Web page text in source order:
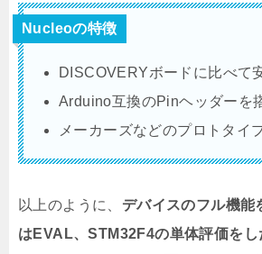
Nucleoの特徴
DISCOVERYボードに比べて
Arduino互換のPinヘッダーを
メーカーズなどのプロトタイ
以上のように、 デバイスのフル機能
はEVAL、STM32F4の単体評価をし